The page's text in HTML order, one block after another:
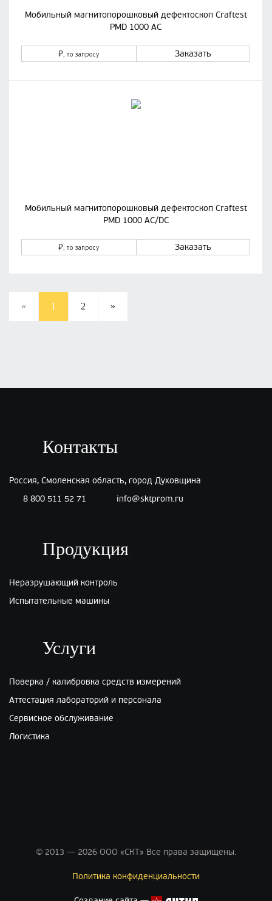
Мобильный магнитопорошковый дефектоскоп Craftest
PMD 1000 AC
₽, по запросу Заказать
Мобильный магнитопорошковый дефектоскоп Craftest
PMD 1000 AC/DC
₽, по запросу Заказать
« 1 2 »
Контакты
Россия, Смоленская область, город Духовщина
8 800 511 52 71
info@sktprom.ru
Продукция
Неразрушающий контроль
Испытательные машины
Услуги
Поверка / калибровка средств измерений
Аттестация лабораторий и персонала
Сервисное обслуживание
Логистика
© 2013 — 2026 ООО «СКТ» Все права защищены.
Политика конфиденциальности